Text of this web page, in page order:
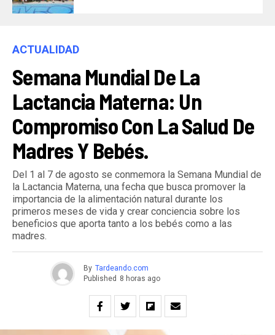
ACTUALIDAD
Semana Mundial De La
Lactancia Materna: Un
Compromiso Con La Salud De
Madres Y Bebés.
Del 1 al 7 de agosto se conmemora la Semana Mundial de
la Lactancia Materna, una fecha que busca promover la
importancia de la alimentación natural durante los
primeros meses de vida y crear conciencia sobre los
beneficios que aporta tanto a los bebés como a las
madres.
By Tardeando.com
Published 8 horas ago